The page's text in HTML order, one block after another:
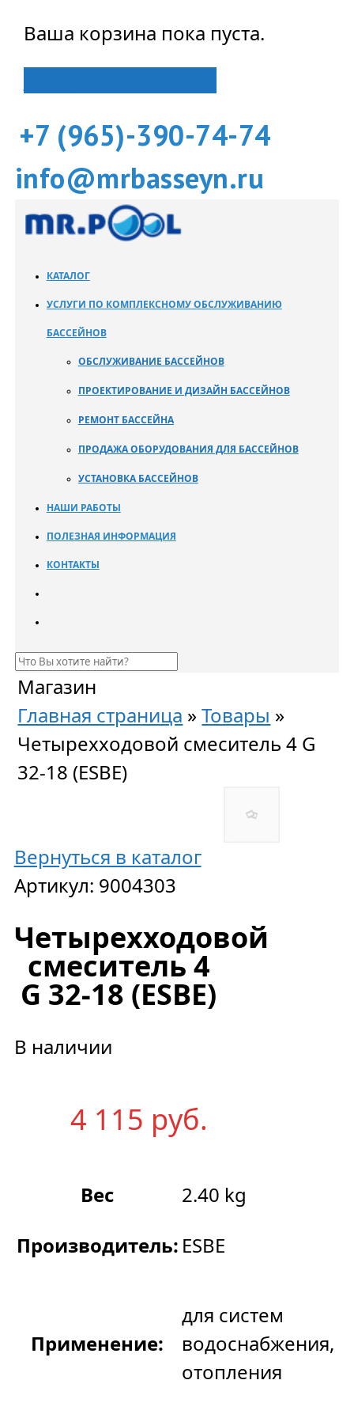
Ваша корзина пока пуста.
+7 (965)-390-74-74
info@mrbasseyn.ru
КАТАЛОГ
УСЛУГИ ПО КОМПЛЕКСНОМУ ОБСЛУЖИВАНИЮ
БАССЕЙНОВ
ОБСЛУЖИВАНИЕ БАССЕЙНОВ
ПРОЕКТИРОВАНИЕ И ДИЗАЙН БАССЕЙНОВ
РЕМОНТ БАССЕЙНА
ПРОДАЖА ОБОРУДОВАНИЯ ДЛЯ БАССЕЙНОВ
УСТАНОВКА БАССЕЙНОВ
НАШИ РАБОТЫ
ПОЛЕЗНАЯ ИНФОРМАЦИЯ
КОНТАКТЫ
Магазин
Главная страница »Товары »
Четырехходовой смеситель 4 G
32-18 (ESBE)
Вернуться в каталог
Артикул: 9004303
Четырехходовой
смеситель 4
G 32-18 (ESBE)
В наличии
4 115 руб.
Вес
2.40 kg
Производитель: ESBE
Применение:
для систем
водоснабжения,
отопления